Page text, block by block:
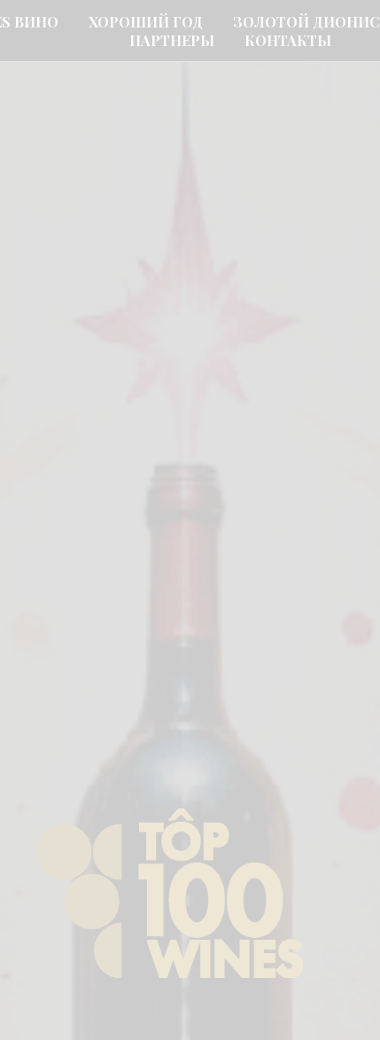
ВИНО ХОРОШИЙ ГОД ЗОЛОТОЙ ДИОНИС
ПАРТНЕРЫ
КОНТАКТЫ